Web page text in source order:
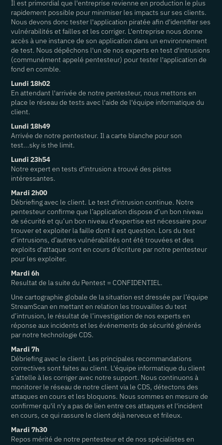
Il est primordial que l'entreprise revienne en production le plus
rapidement possible pour minimiser les impacts sur ses clients.
Nous devons donc tester l'application piratée afin d'identifier ses
vulnérabilités et failles et les corriger. L'entreprise nous donne
accès à une instance de son application dans un environnement
de test. Nous dépêchons l'un de nos experts en test d'intrusions
(communément appelé pentesteur) pour tester l'application de
fond en comble.
Lundi 18h02
En attendant l'arrivée de notre pentesteur, nous mettons en
place le réseau de tests avec l'aide de l'équipe informatique du
client.
Lundi 18h49
Arrivée de notre pentesteur. Il a carte blanche pour son
test...sky is the limit.
Lundi 23h54
Notre expert en tests d'intrusion a trouvé des pistes
intéressantes.
Mardi 2h00
Débriefing avec le client. Le test d'intrusion continue. Notre
pentesteur confirme que l’application dispose d’un bon niveau
de sécurité et qu’un bon niveau d’expertise est nécessaire pour
trouver et exploiter la faille dont il est question. Lors du test
d’intrusions, d’autres vulnérabilités ont été trouvées et des
exploits d'attaque sont en cours d'écriture par notre pentesteur
pour les exploiter.
Mardi 6h
Resultat de la suite du Pentest = CONFIDENTIEL.
Une cartographie globale de la situation est dressée par l’équipe
StreamScan en mettant en relation les trouvailles du test
d’intrusion, le résultat de l’investigation de nos experts en
réponse aux incidents et les événements de sécurité générés
par notre technologie CDS.
Mardi 7h
Débriefing avec le client. Les principales recommandations
correctives sont faites au client. L'équipe informatique du client
s’attelle à les corriger avec notre support. Nous continuons à
monitorer le réseau de notre client via le CDS, détectons des
attaques en cours et les bloquons. Nous sommes en mesure de
confirmer qu'il n'y a pas de lien entre ces attaques et l'incident
en cours, ce qui rassure le client déjà nerveux et frileux.
Mardi 7h30
Repos mérité de notre pentesteur et de nos spécialistes en